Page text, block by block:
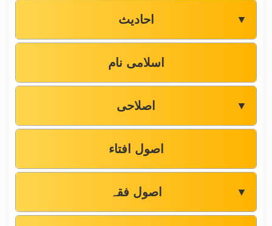
احادیث ▼
اسلامی نام
اصلاحی ▼
اصول افتاء
اصول فقہ ▼